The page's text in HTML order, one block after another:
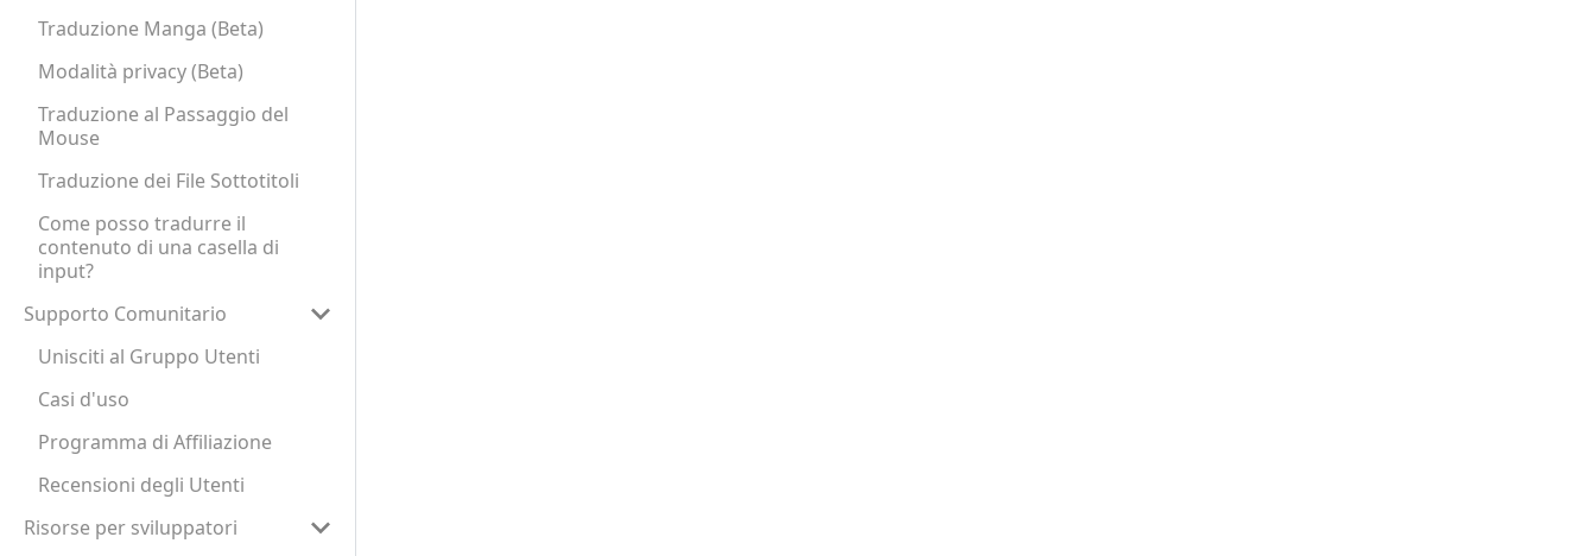
Traduzione Manga (Beta)
Modalità privacy (Beta)
Traduzione al Passaggio del
Mouse
Traduzione dei File Sottotitoli
Come posso tradurre il
contenuto di una casella di
input?
Supporto Comunitario
Unisciti al Gruppo Utenti
Casi d'uso
Programma di Affiliazione
Recensioni degli Utenti
Risorse per sviluppatori